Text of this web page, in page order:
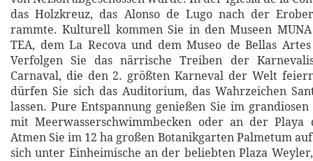
das Holzkreuz, das Alonso de Lugo nach der
rammte. Kulturell kommen Sie in den Museen
TEA, dem La Recova und dem Museo de Bellas
Verfolgen Sie das närrische Treiben der
Carnaval, die den 2. größten Karneval der Welt
dürfen Sie sich das Auditorium, das Wahrzeichen
lassen. Pure Entspannung genießen Sie im
mit Meerwasserschwimmbecken oder an der Playa
Atmen Sie im 12 ha großen Botanikgarten Palmetum
sich unter Einheimische an der beliebten Plaza